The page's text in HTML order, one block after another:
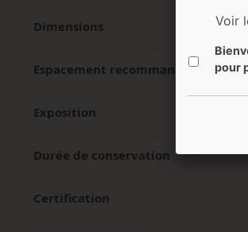
Dimensions
Espacement recommandé
Exposition
Durée de conservation
Certification
Voir
pour